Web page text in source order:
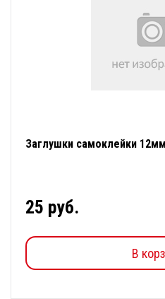
Заглушки самоклейки
25 руб.
В